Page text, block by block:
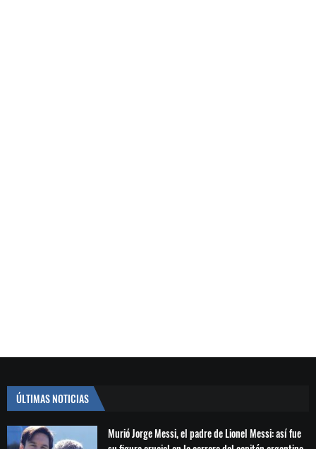
ÚLTIMAS NOTICIAS
Murió Jorge Messi, el padre de Lionel Messi: así fue